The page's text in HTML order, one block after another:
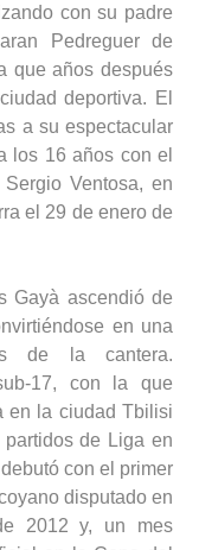
con su padre
Pedreguer de
que años después
deportiva. El
a su espectacular
los 16 años con el
Ventosa, en
el 29 de enero de
Gayà ascendió de
en una
de la cantera.
17, con la que
en la ciudad Tbilisi
de Liga en
con el primer
disputado en
2012 y, un mes